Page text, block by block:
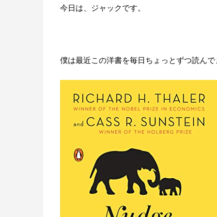
今日は、ジャックです。
僕は最近この洋書を毎日ちょっとずつ読んで